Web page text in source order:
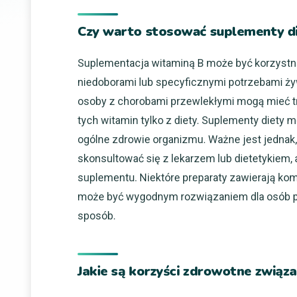
Czy warto stosować suplementy
Suplementacja witaminą B może być
niedoborami lub specyficznymi potrzebami
osoby z chorobami przewlekłymi mogą
tych witamin tylko z diety. Suplementy diety
ogólne zdrowie organizmu. Ważne jest
skonsultować się z lekarzem lub
suplementu. Niektóre preparaty zawierają
może być wygodnym rozwiązaniem dla
sposób.
Jakie są korzyści zdrowotne